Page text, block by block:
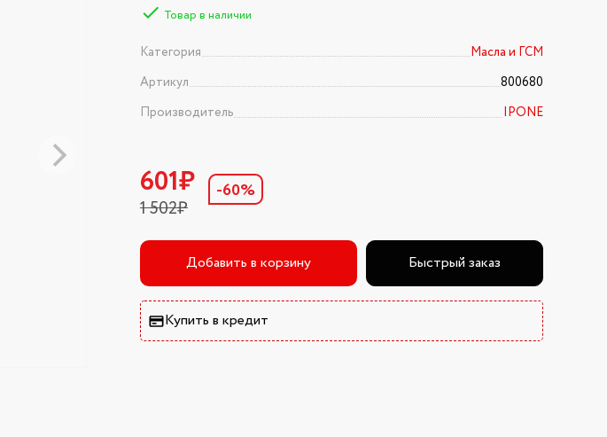
Товар в наличии
Категория
Масла и ГСМ
Артикул
800680
Производитель
IPONE
601₽
1 502₽
-60%
Добавить в корзину Быстрый заказ
Купить в кредит